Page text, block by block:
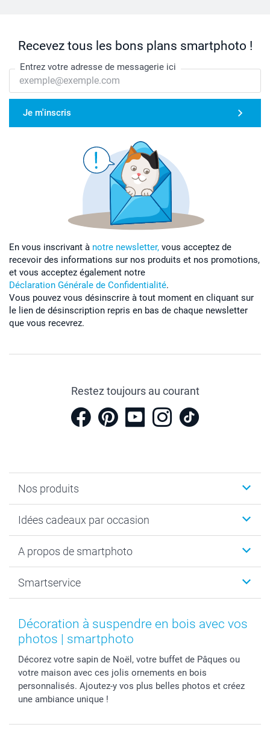
Recevez tous les bons plans smartphoto !
Entrez votre adresse de messagerie ici
Je m'inscris
En vous inscrivant à notre newsletter, vous acceptez de
recevoir des informations sur nos produits et nos promotions,
et vous acceptez également notre
Déclaration Générale de Confidentialité.
Vous pouvez vous désinscrire à tout moment en cliquant sur
le lien de désinscription repris en bas de chaque newsletter
que vous recevrez.
Restez toujours au courant
Nos produits
Calendrier photo & Agenda photo
Tirage photo & agrandissement
Faire-part & Cartes
Coques smartphone
Stickers & Etiquettes
Dénicheur d'idées cadeau
Idées cadeaux par occasion
Anniversaire
Naissance & baptême
Fête des Mères
Fête des Pères
Baptême
Toussaint
Rentrée des classes
Vacances
A propos de smartphoto
Plan du site
Droit de rétraction
Plaintes
Gestion des cookies
Partenariats & Influence
Smartservice
Aide
smartbonus
Livraison
Modes de paiement
Grandes quantités
Décoration à suspendre en bois avec vos
photos | smartphoto
Décorez votre sapin de Noël, votre buffet de Pâques ou
votre maison avec ces jolis ornements en bois
personnalisés. Ajoutez-y vos plus belles photos et créez
une ambiance unique !